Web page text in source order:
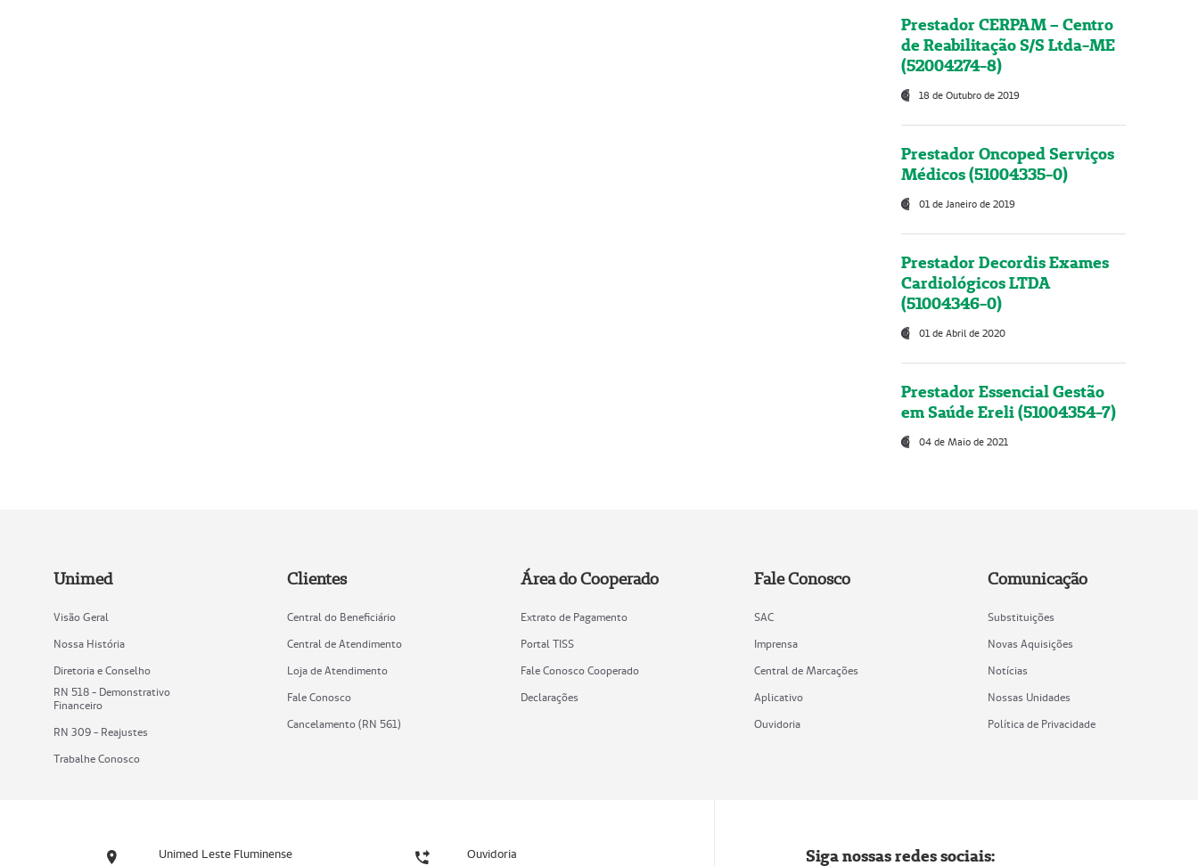
Prestador CERPAM – Centro
de Reabilitação S/S Ltda-ME
(52004274-8)
18 de Outubro de 2019
Prestador Oncoped Serviços
Médicos (51004335-0)
01 de Janeiro de 2019
Prestador Decordis Exames
Cardiológicos LTDA
(51004346-0)
01 de Abril de 2020
Prestador Essencial Gestão
em Saúde Ereli (51004354-7)
04 de Maio de 2021
Unimed
Visão Geral
Nossa História
Diretoria e Conselho
RN 518 - Demonstrativo
Financeiro
RN 309 - Reajustes
Trabalhe Conosco
Clientes
Central do Beneficiário
Central de Atendimento
Loja de Atendimento
Fale Conosco
Cancelamento (RN 561)
Área do Cooperado
Extrato de Pagamento
Portal TISS
Fale Conosco Cooperado
Declarações
Fale Conosco
SAC
Imprensa
Central de Marcações
Aplicativo
Ouvidoria
Comunicação
Substituições
Novas Aquisições
Notícias
Nossas Unidades
Política de Privacidade
Unimed Leste Fluminense Ouvidoria Siga nossas redes sociais: